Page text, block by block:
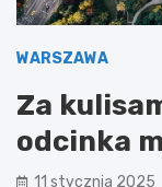
WARSZAWA
Za
odcinka
11 stycznia 2025